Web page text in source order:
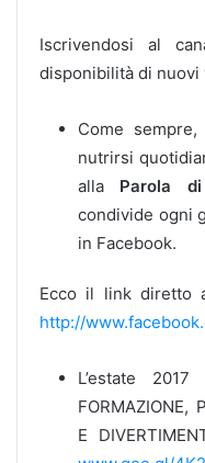
Iscrivendosi al
disponibilità di nuovi
Come
nutrirsi
alla Parola
condivide ogni
in Facebook.
Ecco il link diretto
http://
L’estate
FORMAZIONE,
E